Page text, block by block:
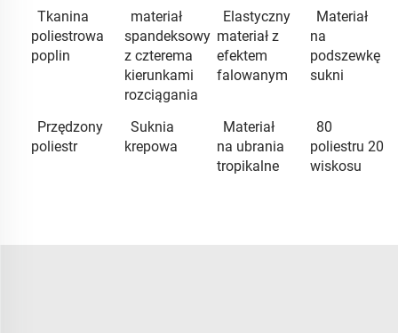
Tkanina
poliestrowa
poplin
materiał
spandeksowy
z czterema
kierunkami
rozciągania
Elastyczny
materiał z
efektem
falowanym
Materiał
na
podszewkę
sukni
Przędzony
poliestr
Suknia
krepowa
Materiał
na ubrania
tropikalne
80
poliestru 20
wiskosu